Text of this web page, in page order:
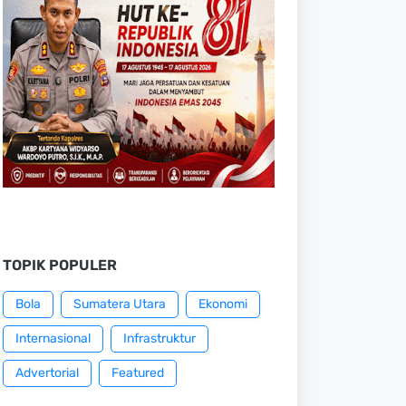
TOPIK POPULER
Bola Sumatera Utara Ekonomi
Internasional Infrastruktur
Advertorial Featured